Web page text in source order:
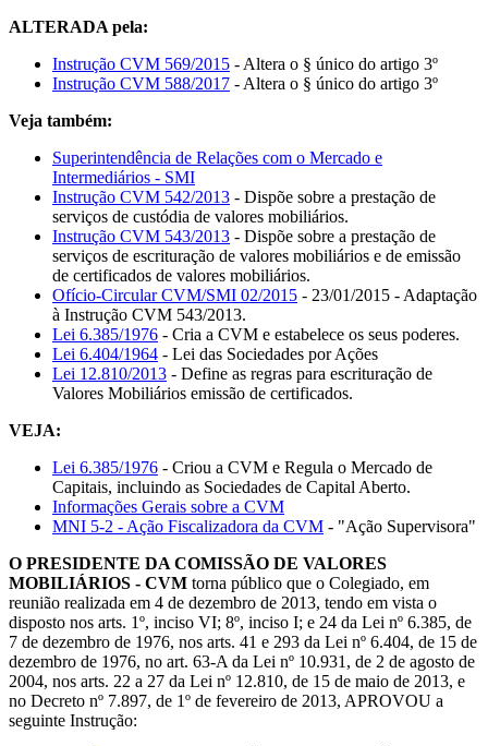
ALTERADA pela:
Instrução CVM 569/2015 - Altera o § único do artigo 3º
Instrução CVM 588/2017 - Altera o § único do artigo 3º
Veja também:
Superintendência de Relações com o Mercado e
Intermediários - SMI
Instrução CVM 542/2013 - Dispõe sobre a prestação de
serviços de custódia de valores mobiliários.
Instrução CVM 543/2013 - Dispõe sobre a prestação de
serviços de escrituração de valores mobiliários e de emissão
de certificados de valores mobiliários.
Ofício-Circular CVM/SMI 02/2015 - 23/01/2015 - Adaptação
à Instrução CVM 543/2013.
Lei 6.385/1976 - Cria a CVM e estabelece os seus poderes.
Lei 6.404/1964 - Lei das Sociedades por Ações
Lei 12.810/2013 - Define as regras para escrituração de
Valores Mobiliários emissão de certificados.
VEJA:
Lei 6.385/1976 - Criou a CVM e Regula o Mercado de
Capitais, incluindo as Sociedades de Capital Aberto.
Informações Gerais sobre a CVM
MNI 5-2 - Ação Fiscalizadora da CVM - "Ação Supervisora"
O PRESIDENTE DA COMISSÃO DE VALORES
MOBILIÁRIOS - CVM torna público que o Colegiado, em
reunião realizada em 4 de dezembro de 2013, tendo em vista o
disposto nos arts. 1º, inciso VI; 8º, inciso I; e 24 da Lei nº 6.385, de
7 de dezembro de 1976, nos arts. 41 e 293 da Lei nº 6.404, de 15 de
dezembro de 1976, no art. 63-A da Lei nº 10.931, de 2 de agosto de
2004, nos arts. 22 a 27 da Lei nº 12.810, de 15 de maio de 2013, e
no Decreto nº 7.897, de 1º de fevereiro de 2013, APROVOU a
seguinte Instrução: